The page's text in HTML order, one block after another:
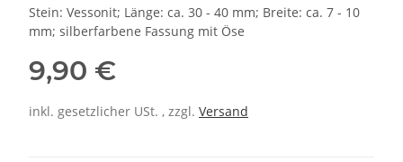
Stein: Vessonit; Länge: ca. 30 - 40 mm; Breite: ca. 7 - 10
mm; silberfarbene Fassung mit Öse
9,90 €
inkl. gesetzlicher USt. , zzgl. Versand